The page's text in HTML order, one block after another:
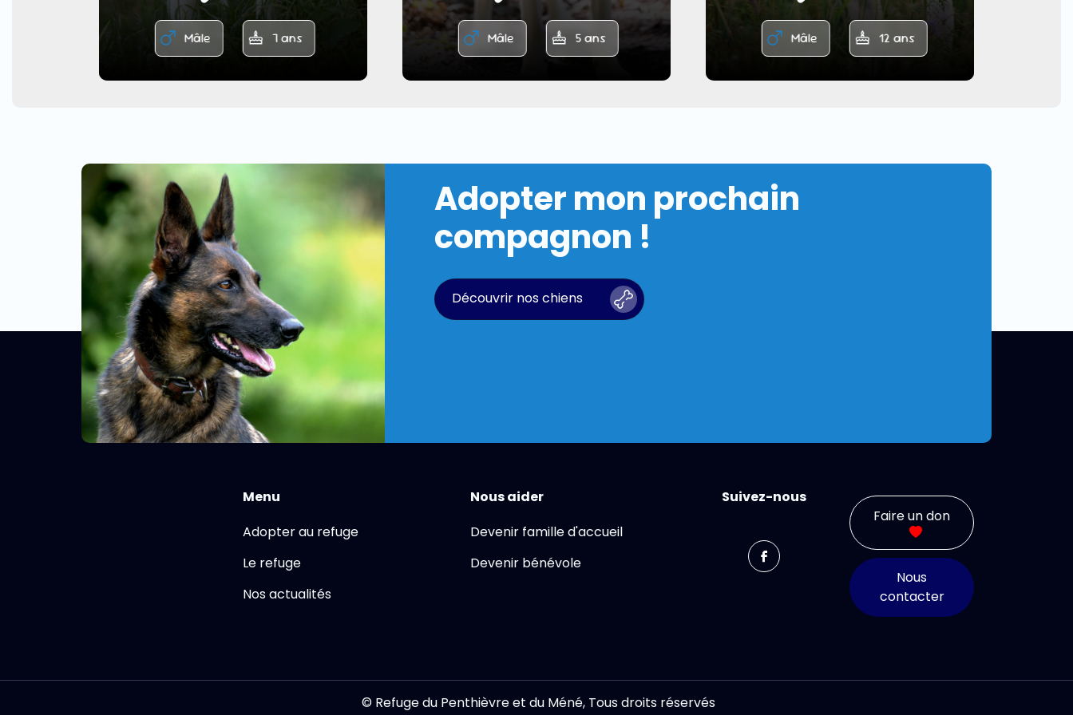
Mâle 7 ans Mâle 5 ans Mâle 12 ans
Adopter mon prochain
compagnon !
Découvrir nos chiens
Menu
Adopter au refuge
Le refuge
Nos actualités
Nous aider
Devenir famille d'accueil
Devenir bénévole
Suivez-nous
Faire un don
Nous
contacter
© Refuge du Penthièvre et du Méné, Tous droits réservés